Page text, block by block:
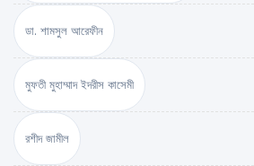
ডা. শামসুল আরেফীন
মুফতী মুহাম্মাদ ইদরীস কাসেমী
রশীদ জামীল